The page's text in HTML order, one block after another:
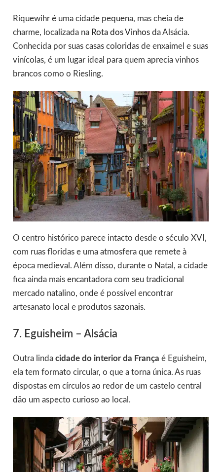
Riquewihr é uma cidade pequena, mas cheia de
charme, localizada na Rota dos Vinhosda Alsácia.
Conhecida por suas casas coloridas de enxaimel e suas
vinícolas, é um lugar ideal para quem aprecia vinhos
brancos como o Riesling.
O centro histórico parece intacto desde o século XVI,
com ruas floridas e uma atmosfera que remete à
época medieval. Além disso, durante o Natal, a cidade
fica ainda mais encantadora com seu tradicional
mercado natalino, onde é possível encontrar
artesanato local e produtos sazonais.
7. Eguisheim – Alsácia
Outra linda cidade do interior da França é Eguisheim,
ela tem formato circular, o que a torna única. As ruas
dispostas em círculos ao redor de um castelo central
dão um aspecto curioso ao local.